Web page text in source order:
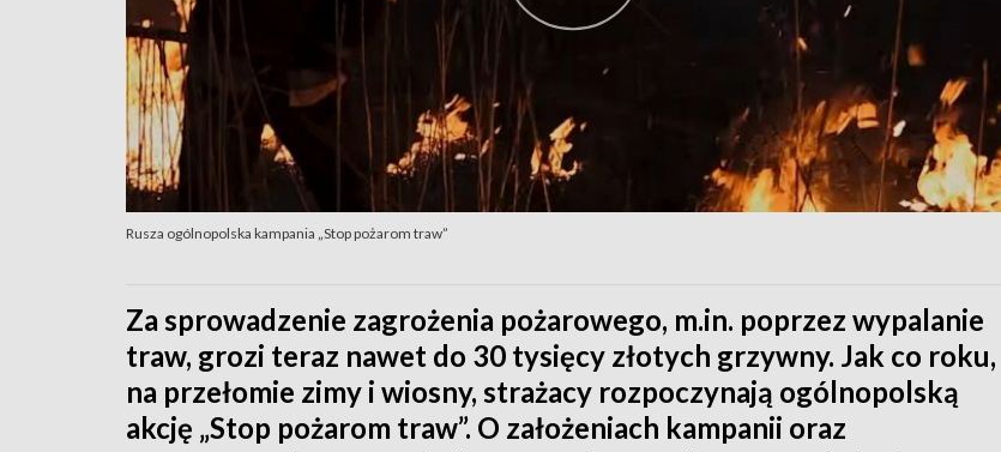
Rusza ogólnopolska kampania „Stop pożarom traw”
Za sprowadzenie zagrożenia pożarowego, m.in. poprzez wypalanie
traw, grozi teraz nawet do 30 tysięcy złotych grzywny. Jak co roku,
na przełomie zimy i wiosny, strażacy rozpoczynają ogólnopolską
akcję „Stop pożarom traw”. O założeniach kampanii oraz